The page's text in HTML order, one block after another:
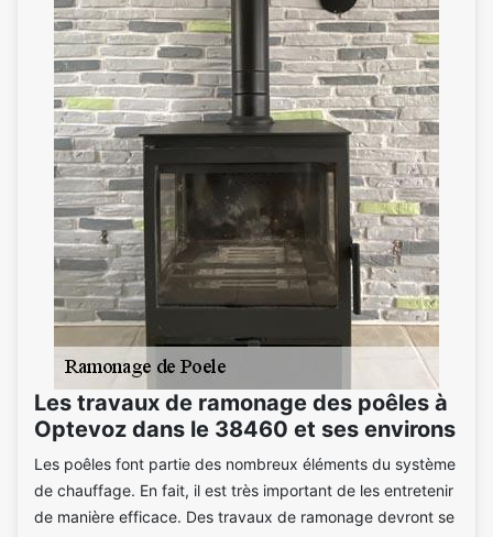
Les travaux de ramonage des poêles à
Optevoz dans le 38460 et ses environs
Les poêles font partie des nombreux éléments du système
de chauffage. En fait, il est très important de les entretenir
de manière efficace. Des travaux de ramonage devront se